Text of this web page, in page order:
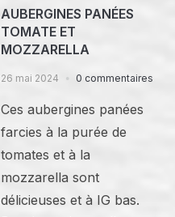
AUBERGINES PANÉES
TOMATE ET
MOZZARELLA
26 mai 2024 0 commentaires
Ces aubergines panées
farcies à la purée de
tomates et à la
mozzarella sont
délicieuses et à IG bas.